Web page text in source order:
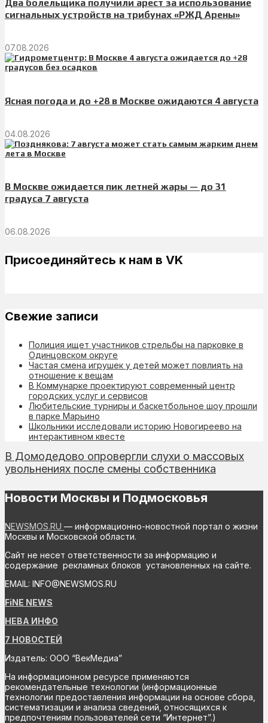
Два болельщика получили арест за использование
сигнальных устройств на трибунах «РЖД Арены»
07.08.2026
Ясная погода и до +28 в Москве ожидаются 4 августа
04.08.2026
В Москве ожидается пик летней жары — до 31
градуса 7 августа
06.08.2026
Присоединяйтесь к нам в VK
Свежие записи
Полиция ищет участников стрельбы на парковке в
Одинцовском округе
Частая смена игрушек у детей может повлиять на
отношение к вещам
В Коммунарке проектируют современный центр
городских услуг и сервисов
Любительские турниры и баскетбольное шоу прошли
в парке Марьино
Школьники исследовали историю Новогиреево на
интерактивном квесте
В Домодедово опровергли слухи о массовых
увольнениях после смены собственника
Новости Москвы и Подмосковья
NEWSMOS.RU — информационно-новостной портал о жизни
Москвы и Московской области.
Сайт не несет ответственности за информацию и
содержание рекламных блоков установленных на сайте.
EMAIL: INFO@NEWSMOS.RU
FiNE NEWS
НЕВА ИНФО
7 НОВОСТЕЙ
Издатель: ООО “ВекМедиа”
На информационном ресурсе применяются
рекомендательные технологии (информационные
технологии предоставления информации на основе сбора,
систематизации и анализа сведений, относящихся к
предпочтениям пользователей сети “Интернет”.)